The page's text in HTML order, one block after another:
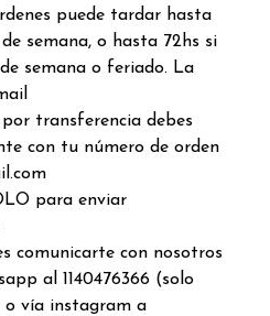
puede tardar hasta
semana, o hasta 72hs si
semana o feriado. La
transferencia debes
con tu número de orden
para enviar
comunicarte con nosotros
al 1140476366 (solo
o vía instagram a